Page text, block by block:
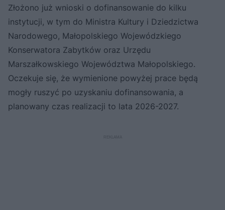
Złożono już wnioski o dofinansowanie do kilku
instytucji, w tym do Ministra Kultury i Dziedzictwa
Narodowego, Małopolskiego Wojewódzkiego
Konserwatora Zabytków oraz Urzędu
Marszałkowskiego Województwa Małopolskiego.
Oczekuje się, że wymienione powyżej prace będą
mogły ruszyć po uzyskaniu dofinansowania, a
planowany czas realizacji to lata 2026-2027.